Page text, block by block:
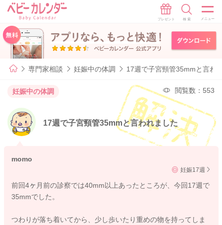
専門家相談 妊娠中の体調 17週で子宮頸管35mmと言わ
妊娠中の体調 閲覧数：553
17週で子宮頸管35mmと言われました
momo
妊娠17週
前回4ヶ月前の診察では40mm以上あったところが、今回17週で
35mmでした。
つわりが落ち着いてから、少し歩いたり重めの物を持ってしま